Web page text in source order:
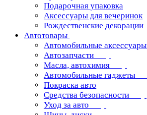
Подарочная упаковка
Аксессуары для вечеринок
Рождественские декорации
Автотовары
Автомобильные аксессуары
Автозапчасти
Масла, автохимия
Автомобильные гаджеты
Покраска авто
Средства безопасности
Уход за авто